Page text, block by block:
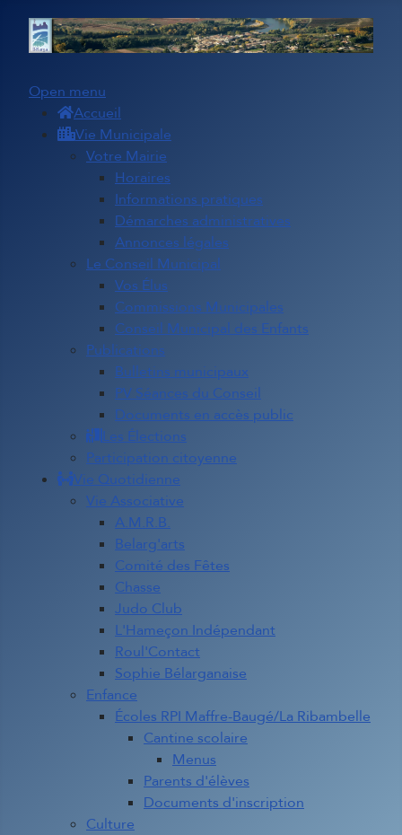
Open menu
Accueil
Vie Municipale
Votre Mairie
Horaires
Informations pratiques
Démarches administratives
Annonces légales
Le Conseil Municipal
Vos Élus
Commissions Municipales
Conseil Municipal des Enfants
Publications
Bulletins municipaux
PV Séances du Conseil
Documents en accès public
Les Élections
Participation citoyenne
Vie Quotidienne
Vie Associative
A.M.R.B.
Belarg'arts
Comité des Fêtes
Chasse
Judo Club
L'Hameçon Indépendant
Roul'Contact
Sophie Bélarganaise
Enfance
Écoles RPI Maffre-Baugé/La Ribambelle
Cantine scolaire
Menus
Parents d'élèves
Documents d'inscription
Culture